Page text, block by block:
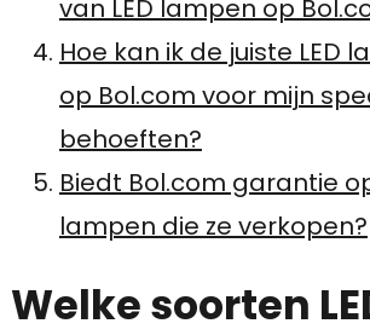
van LED lampen op
Hoe kan ik de juiste LED
op Bol.com voor mijn
behoeften?
Biedt Bol.com garantie
lampen die ze verkopen?
Welke soorten